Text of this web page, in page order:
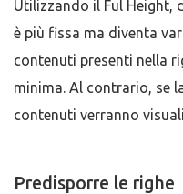
Utilizzando il Ful Height,
è più fissa ma diventa
contenuti presenti nella
minima. Al contrario, se
contenuti verranno
Predisporre le righe